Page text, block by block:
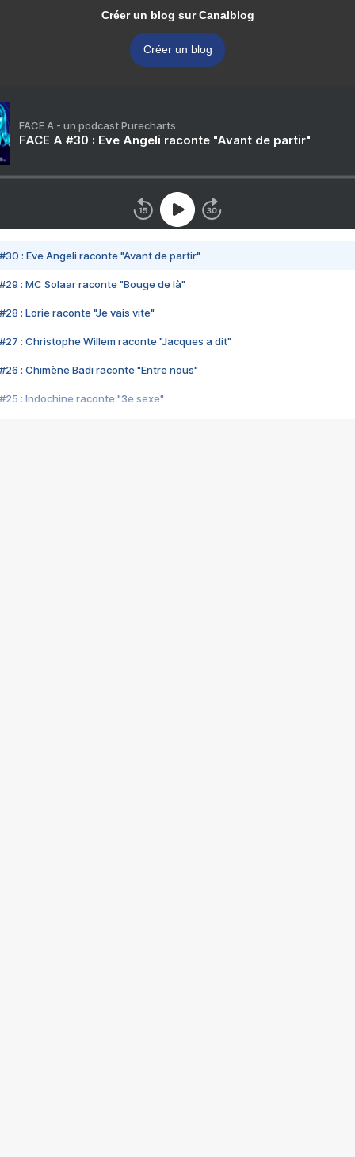
Créer un blog sur Canalblog
Créer un blog
FACE A - un podcast Purecharts
FACE A #30 : Eve Angeli raconte "Avant de partir"
#30 : Eve Angeli raconte "Avant de partir"
#29 : MC Solaar raconte "Bouge de là"
#28 : Lorie raconte "Je vais vite"
#27 : Christophe Willem raconte "Jacques a dit"
#26 : Chimène Badi raconte "Entre nous"
#25 : Indochine raconte "3e sexe"